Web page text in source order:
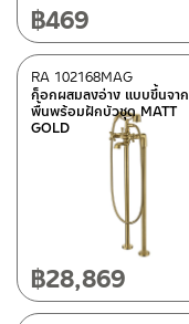
฿469
ก็อกผสมลงอ่าง แบบขึ้นจาก
พื้นพร้อมฝักบัวชุด MATT
GOLD
RA 102168MAG
฿28,869